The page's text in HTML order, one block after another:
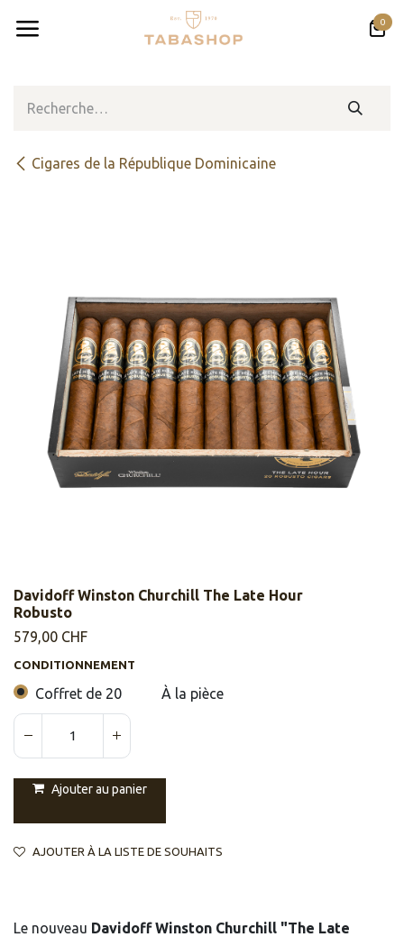
0
Cigares de la République Dominicaine
Davidoff Winston Churchill The Late Hour
Robusto
579,00 CHF
CONDITIONNEMENT
Coffret de 20 À la pièce
Ajouter au panier
AJOUTER À LA LISTE DE SOUHAITS
Le nouveau Davidoff Winston Churchill "The Late